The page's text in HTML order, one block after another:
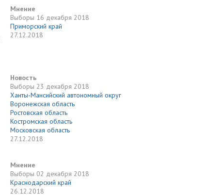
Мнение
Выборы 16 декабря 2018
Приморский край
27.12.2018
Новость
Выборы 23 декабря 2018
Ханты-Мансийский автономный округ
Воронежская область
Ростовская область
Костромская область
Московская область
27.12.2018
Мнение
Выборы 02 декабря 2018
Краснодарский край
26.12.2018